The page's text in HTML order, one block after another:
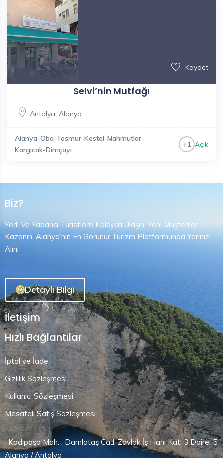
Kaydet
Selvi’nin Mutfağı
Antalya, Alanya
Alanya-Oba-Tosmur-Kestel-Mahmutlar-
Kargıcak-Dimçayı
+1 Açık
Biz?
Yerli Ve Yabancı Turistlere Kolayca Ulaşın, Yeni Müşteriler
Kazanın. Alanya’nın En Görünür Turizm Platformunda Yerinizi
Alın!
Detaylı Bilgi
İletişim
Hızlı Bağlantılar
İptal ve İade
Gizlilik Sözleşmesi
Kullanıcı Sözleşmesi
Mesafeli Satış Sözleşmesi
Kadıpaşa Mah. . Damlataş Cad. Zavlak İş Hanı Kat: 3 Daire: 5
Alanya / Antalya